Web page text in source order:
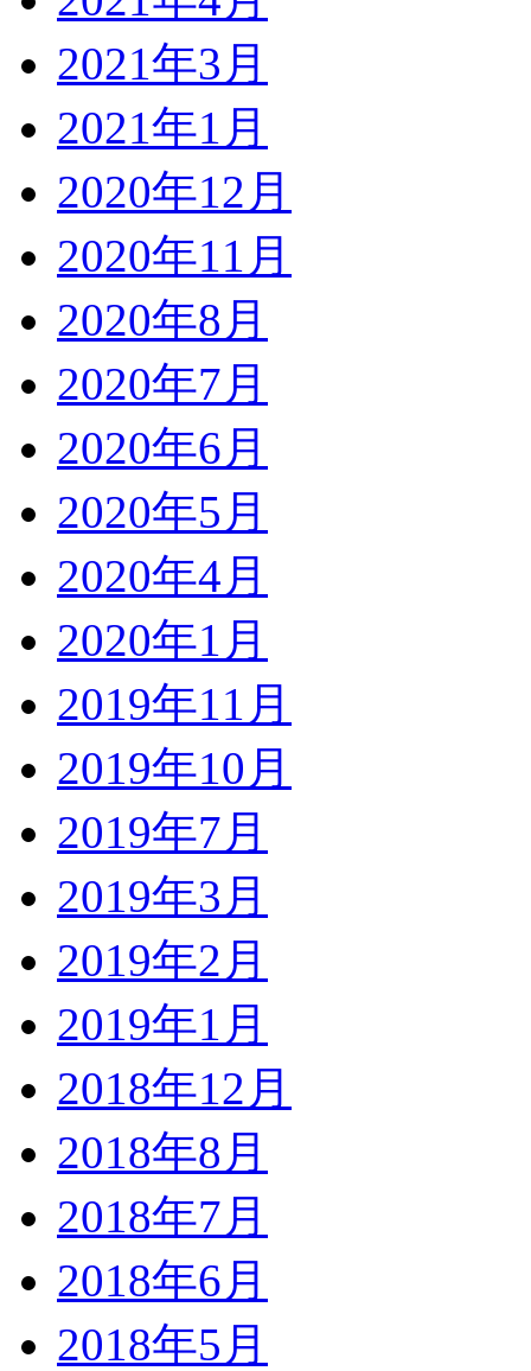
2021年3月
2021年1月
2020年12月
2020年11月
2020年8月
2020年7月
2020年6月
2020年5月
2020年4月
2020年1月
2019年11月
2019年10月
2019年7月
2019年3月
2019年2月
2019年1月
2018年12月
2018年8月
2018年7月
2018年6月
2018年5月